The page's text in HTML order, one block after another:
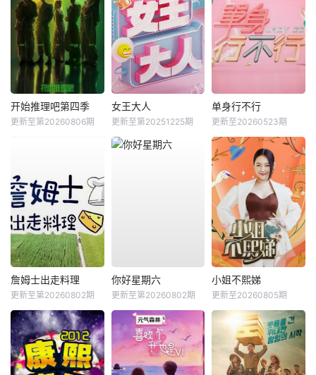
开始推理吧第四季
更新至第20260806期
女王大人
更新至第20251225期
单身行不行
更新至20260523期
詹姆士出走料理
更新至第20260802期
你好星期六
更新至第20260802期
小姐不熙娣
更新至20260805期